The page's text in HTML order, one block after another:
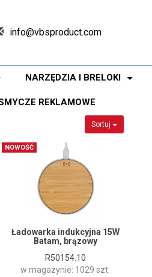
info@vbsproduct.com
NARZĘDZIA I BRELOKI
REKLAMOWE
Sortuj
NOWOŚĆ
Ładowarka indukcyjna 15W
Batam, brązowy
R50154.10
w magazynie: 1029 szt.